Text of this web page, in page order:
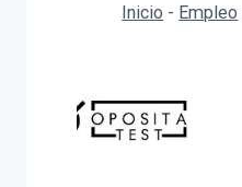
Inicio - Empleo